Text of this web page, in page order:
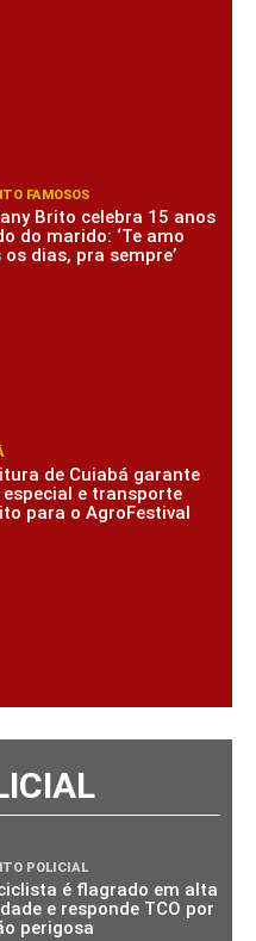
FAMOSOS
Brito celebra 15 anos
do marido: ‘Te amo
dias, pra sempre’
de Cuiabá garante
especial e transporte
para o AgroFestival
POLICIAL
é flagrado em alta
e responde TCO por
perigosa